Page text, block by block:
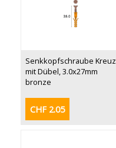
Senkkopfschraube Kreuz
mit Dübel, 3.0x27mm
bronze
CHF 2.05